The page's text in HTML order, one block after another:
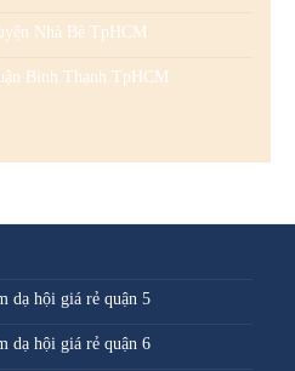
Nhà Bè TpHCM
Bình Thạnh TpHCM
dạ hội giá rẻ quận 5
dạ hội giá rẻ quận 6